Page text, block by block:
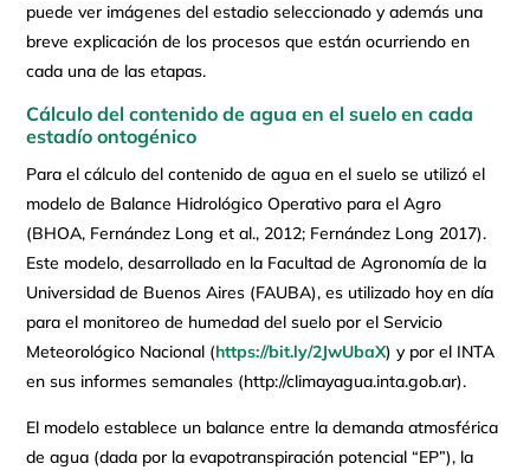
puede ver imágenes del estadio seleccionado y además una
breve explicación de los procesos que están ocurriendo en
cada una de las etapas.
Cálculo del contenido de agua en el suelo en cada
estadío ontogénico
Para el cálculo del contenido de agua en el suelo se utilizó el
modelo de Balance Hidrológico Operativo para el Agro
(BHOA, Fernández Long et al., 2012; Fernández Long 2017).
Este modelo, desarrollado en la Facultad de Agronomía de la
Universidad de Buenos Aires (FAUBA), es utilizado hoy en día
para el monitoreo de humedad del suelo por el Servicio
Meteorológico Nacional (https://bit.ly/2JwUbaX) y por el INTA
en sus informes semanales (http://climayagua.inta.gob.ar).
El modelo establece un balance entre la demanda atmosférica
de agua (dada por la evapotranspiración potencial “EP”), la